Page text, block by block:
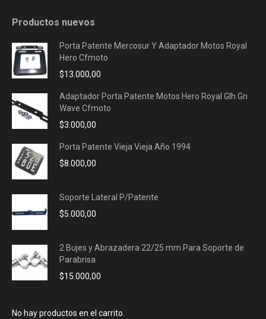
Productos nuevos
Porta Patente Mercosur Y Adaptador Motos Royal
Hero Cfmoto
$13.000,00
Adaptador Porta Patente Motos Hero Royal Glh Gn
Wave Cfmoto
$3.000,00
Porta Patente Vieja Vieja Año 1994
$8.000,00
Soporte Lateral P/Patente
$5.000,00
2 Bujes y Abrazadera 22/25 mm Para Soporte de
Parabrisa
$15.000,00
No hay productos en el carrito.